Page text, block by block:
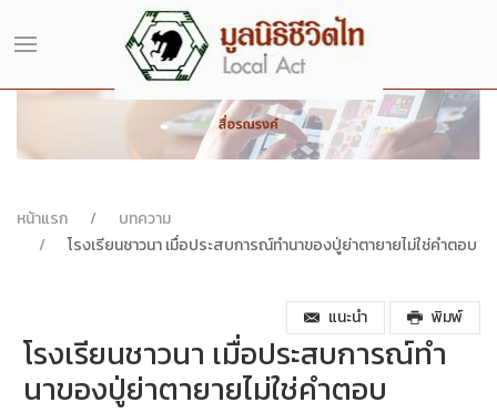
หน้าแรก
บทความ
โรงเรียนชาวนา เมื่อประสบการณ์ทำนาของปู่ย่าตายายไม่ใช่คำตอบ
แนะนำ พิมพ์
โรงเรียนชาวนา เมื่อประสบการณ์ทำ
นาของปู่ย่าตายายไม่ใช่คำตอบ